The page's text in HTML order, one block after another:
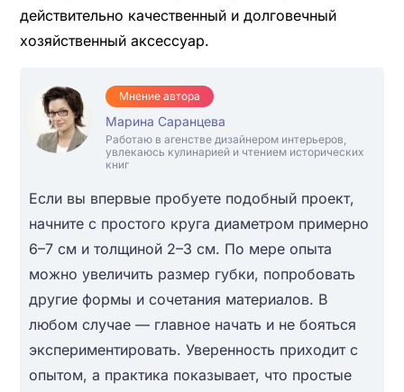
действительно качественный и долговечный
хозяйственный аксессуар.
Мнение автора
Марина Саранцева
Работаю в агенстве дизайнером интерьеров,
увлекаюсь кулинарией и чтением исторических
книг
Если вы впервые пробуете подобный проект,
начните с простого круга диаметром примерно
6–7 см и толщиной 2–3 см. По мере опыта
можно увеличить размер губки, попробовать
другие формы и сочетания материалов. В
любом случае — главное начать и не бояться
экспериментировать. Уверенность приходит с
опытом, а практика показывает, что простые